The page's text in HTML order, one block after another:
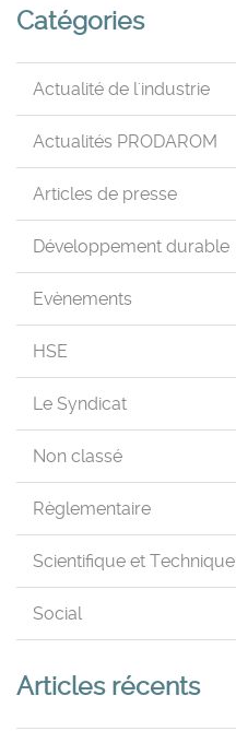
Catégories
Actualité de l'industrie
Actualités PRODAROM
Articles de presse
Développement durable
Evènements
HSE
Le Syndicat
Non classé
Règlementaire
Scientifique et Technique
Social
Articles récents